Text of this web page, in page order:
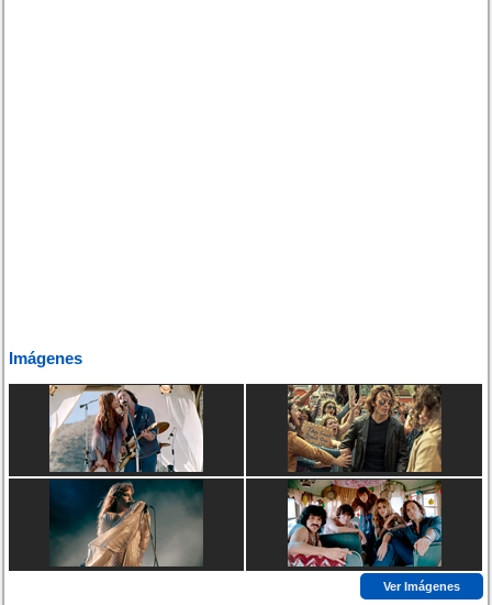
Imágenes
Ver Imágenes